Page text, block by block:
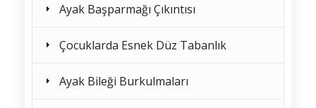
Ayak Başparmağı Çıkıntısı
Çocuklarda Esnek Düz Tabanlık
Ayak Bileği Burkulmaları